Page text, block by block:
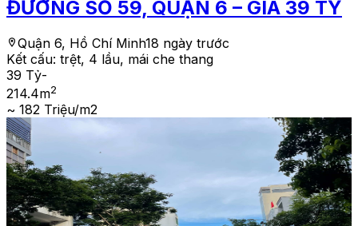
ĐƯỜNG SỐ 59, QUẬN 6 – GIÁ 39 TỶ
Quận 6, Hồ Chí Minh18 ngày trước
Kết cấu: trệt, 4 lầu, mái che thang
39 Tỷ-
214.4m2
~ 182 Triệu/m2